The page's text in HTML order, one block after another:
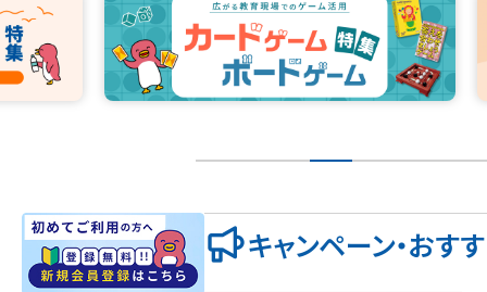
キャンペーン・おす